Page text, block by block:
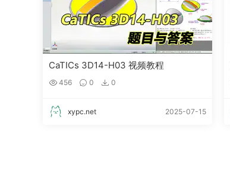
CaTICs 3D14-H03 视频教程
456 0 0
xypc.net 2025-07-15